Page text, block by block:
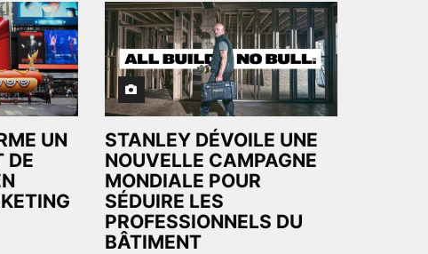
UN
DE
STANLEY DÉVOILE UNE
NOUVELLE CAMPAGNE
MONDIALE POUR
SÉDUIRE LES
PROFESSIONNELS DU
BÂTIMENT